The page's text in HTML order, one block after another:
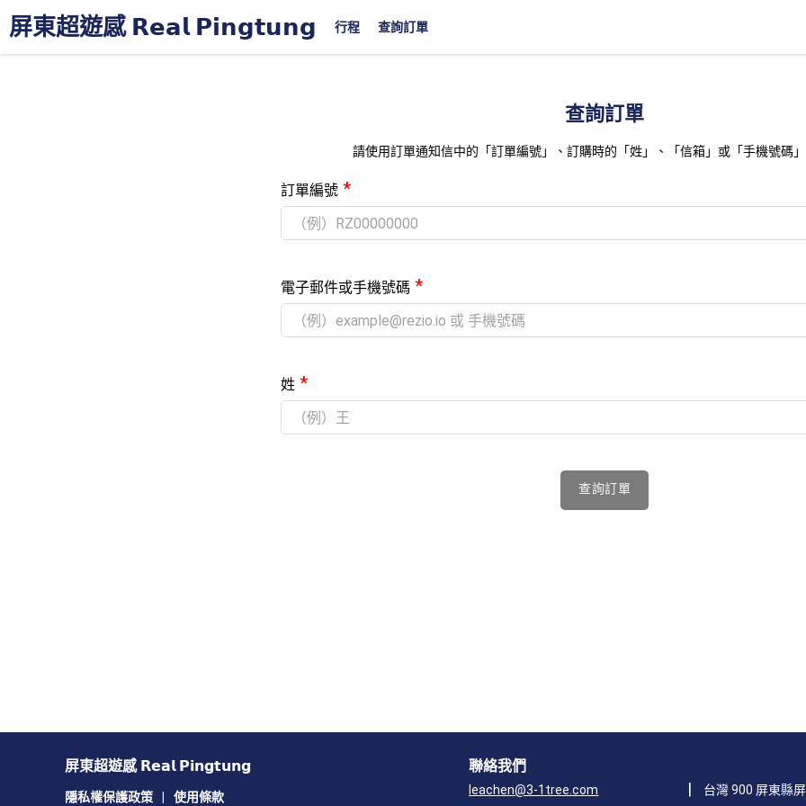
屏東超遊感 𝗥𝗲𝗮𝗹 𝗣𝗶𝗻𝗴𝘁𝘂𝗻𝗴 行程 查詢訂單
查詢訂單
請使用訂單通知信中的「訂單編號」、訂購時的「姓」、「信箱」或「手機號碼
訂單編號 *
電子郵件或手機號碼 *
姓 *
查詢訂單
屏東超遊感 𝗥𝗲𝗮𝗹 𝗣𝗶𝗻𝗴𝘁𝘂𝗻𝗴
隱私權保護政策 使用條款
聯絡我們
leachen@3-1tree.com | 台灣 900 屏東縣